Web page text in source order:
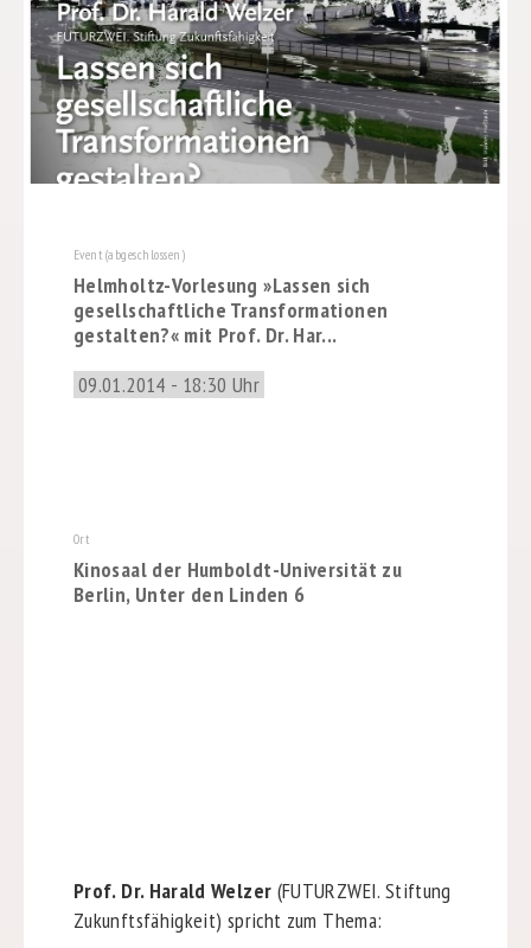
Event (abgeschlossen)
Helmholtz-Vorlesung »Lassen sich
gesellschaftliche Transformationen
gestalten?« mit Prof. Dr. Har...
09.01.2014 - 18:30 Uhr
Ort
Kinosaal der Humboldt-Universität zu
Berlin, Unter den Linden 6
Prof. Dr. Harald Welzer (FUTURZWEI. Stiftung
Zukunftsfähigkeit) spricht zum Thema: